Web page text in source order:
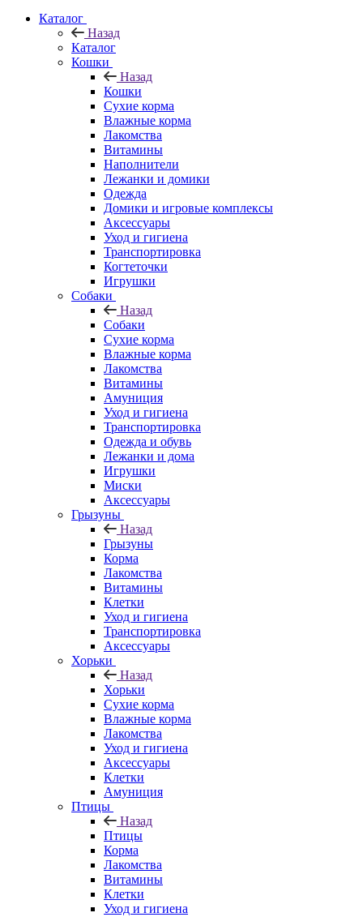
Каталог
Назад
Каталог
Кошки
Назад
Кошки
Сухие корма
Влажные корма
Лакомства
Витамины
Наполнители
Лежанки и домики
Одежда
Домики и игровые комплексы
Аксессуары
Уход и гигиена
Транспортировка
Когтеточки
Игрушки
Собаки
Назад
Собаки
Сухие корма
Влажные корма
Лакомства
Витамины
Амуниция
Уход и гигиена
Транспортировка
Одежда и обувь
Лежанки и дома
Игрушки
Миски
Аксессуары
Грызуны
Назад
Грызуны
Корма
Лакомства
Витамины
Клетки
Уход и гигиена
Транспортировка
Аксессуары
Хорьки
Назад
Хорьки
Сухие корма
Влажные корма
Лакомства
Уход и гигиена
Аксессуары
Клетки
Амуниция
Птицы
Назад
Птицы
Корма
Лакомства
Витамины
Клетки
Уход и гигиена